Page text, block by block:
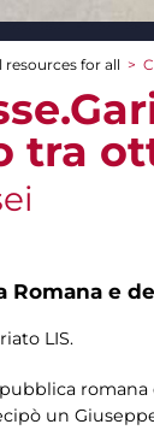
resources for all >
tra
Romana e
LIS.
un